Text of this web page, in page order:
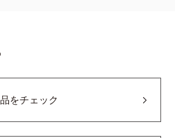
をチェック